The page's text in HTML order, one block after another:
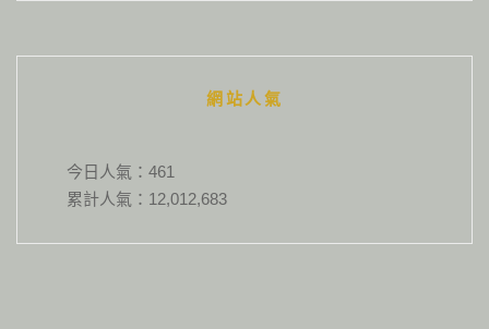
網站人氣
今日人氣： 461
累計人氣： 12,012,683